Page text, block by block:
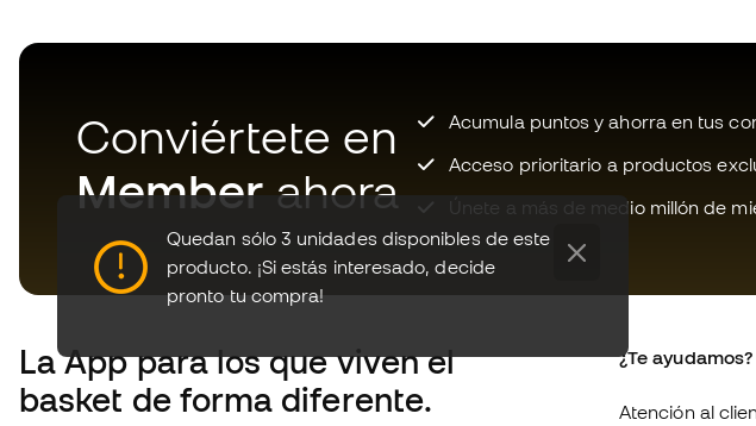
Quedan sólo 3 unidades disponibles de este
producto. ¡Si estás interesado, decide
pronto tu compra!
Conviértete en
Member ahora
Acumula puntos y ahorra en tus
Acceso prioritario a productos
Únete a más de medio millón de
La Apppara los que viven el
basket de forma diferente.
¿Te ayudamos?
Atención al